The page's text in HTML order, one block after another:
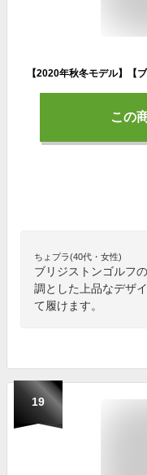
この
ちょプラ(40代・女性)
ブリジストンゴルフ
調とした上品なデザ
て履けます。
19